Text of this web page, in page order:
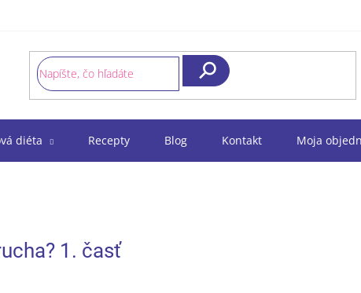
Hľadať
diéta Recepty Blog Kontakt Moja
1. časť